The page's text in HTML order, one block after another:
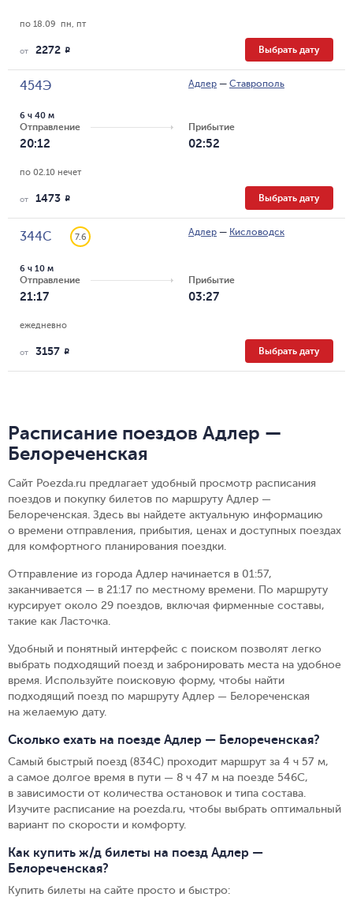
по 18.09  пн, пт
от 2272 R Выбрать дату
454Э Адлер — Ставрополь
Отправление
20:12
6 ч 40 м
Прибытие
02:52
по 02.10 нечет
от 1473 R Выбрать дату
344С 7.6 Адлер — Кисловодск
Отправление
21:17
6 ч 10 м
Прибытие
03:27
ежедневно
от 3157 R Выбрать дату
Расписание поездов Адлер —
Белореченская
Сайт Poezda.ru предлагает удобный просмотр расписания
поездов и покупку билетов по маршруту Адлер —
Белореченская. Здесь вы найдете актуальную информацию
о времени отправления, прибытия, ценах и доступных поездах
для комфортного планирования поездки.
Отправление из города Адлер начинается в 01:57,
заканчивается — в 21:17 по местному времени. По маршруту
курсирует около 29 поездов, включая фирменные составы,
такие как Ласточка.
Удобный и понятный интерфейс с поиском позволят легко
выбрать подходящий поезд и забронировать места на удобное
время. Используйте поисковую форму, чтобы найти
подходящий поезд по маршруту Адлер — Белореченская
на желаемую дату.
Сколько ехать на поезде Адлер — Белореченская?
Самый быстрый поезд (834С) проходит маршрут за 4 ч 57 м,
а самое долгое время в пути — 8 ч 47 м на поезде 546С,
в зависимости от количества остановок и типа состава.
Изучите расписание на poezda.ru, чтобы выбрать оптимальный
вариант по скорости и комфорту.
Как купить ж/д билеты на поезд Адлер —
Белореченская?
Купить билеты на сайте просто и быстро: